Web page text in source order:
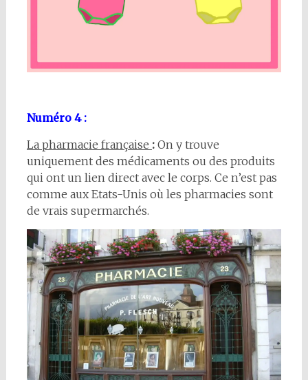
Numéro 4 :
La pharmacie française :On y trouve
uniquement des médicaments ou des produits
qui ont un lien direct avec le corps. Ce n’est pas
comme aux Etats-Unis où les pharmacies sont
de vrais supermarchés.